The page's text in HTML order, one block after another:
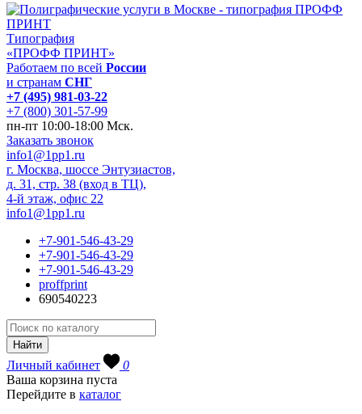
Типография
«ПРОФФ ПРИНТ»
Работаем по всей России
и странам СНГ
+7 (495) 981-03-22
+7 (800) 301-57-99
пн-пт 10:00-18:00 Мск.
Заказать звонок
info1@1pp1.ru
г. Москва, шоссе Энтузиастов,
д. 31, стр. 38 (вход в ТЦ),
4-й этаж, офис 22
info1@1pp1.ru
+7-901-546-43-29
+7-901-546-43-29
+7-901-546-43-29
proffprint
690540223
Личный кабинет
0
Ваша корзина пуста
Перейдите в каталог